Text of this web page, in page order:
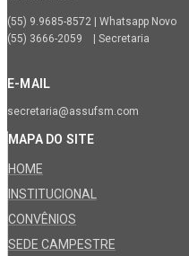
(55) 9.9685-8572 | Whatsapp Novo
(55) 3666-2059 | Secretaria
E-MAIL
secretaria@assufsm.com
MAPA DO SITE
HOME
INSTITUCIONAL
CONVÊNIOS
SEDE CAMPESTRE